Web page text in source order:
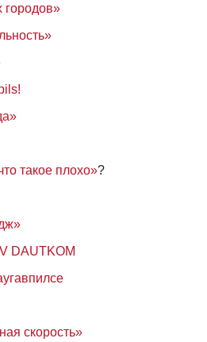
городов»
такое плохо»?
DAUTKOM
скорость»